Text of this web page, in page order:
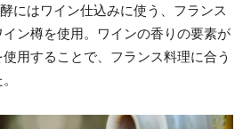
にはワイン仕込みに使う、フランス
ン樽を使用。ワインの香りの要素が
用することで、フランス料理に合う